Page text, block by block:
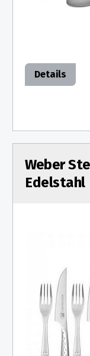
Details
Weber
Edelstahl